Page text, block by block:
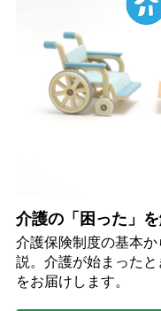
介護の「困った」
介護保険制度の基本
説。介護が始まった
をお届けします。